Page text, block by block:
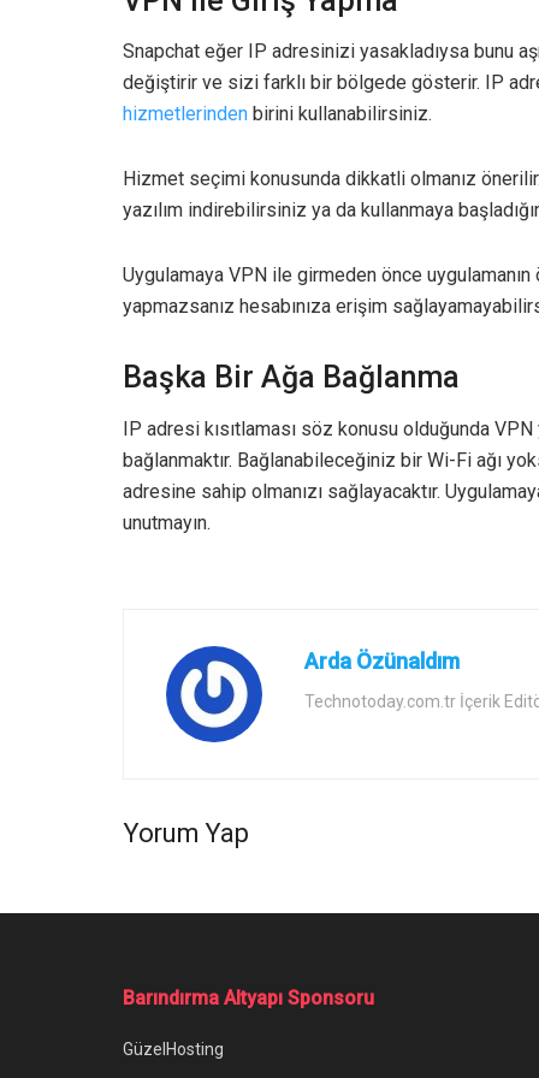
Snapchat eğer IP adresinizi yasakladıysa bunu
değiştirir ve sizi farklı bir bölgede gösterir. IP
hizmetlerinden birini kullanabilirsiniz.
Hizmet seçimi konusunda dikkatli olmanız
yazılım indirebilirsiniz ya da kullanmaya
Uygulamaya VPN ile girmeden önce
yapmazsanız hesabınıza erişim
Başka Bir Ağa Bağlanma
IP adresi kısıtlaması söz konusu olduğunda
bağlanmaktır. Bağlanabileceğiniz bir Wi-Fi ağı
adresine sahip olmanızı sağlayacaktır.
unutmayın.
Arda Özünaldım
Technotoday.com.tr İçerik
Yorum Yap
Barındırma Altyapı Sponsoru
GüzelHosting